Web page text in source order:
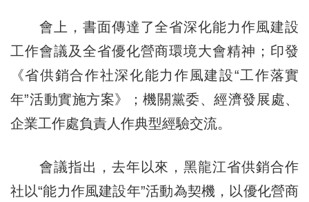
會上，書面傳達了全省深化能力作風建設
工作會議及全省優化營商環境大會精神；印發
《省供銷合作社深化能力作風建設“工作落實
年”活動實施方案》；機關黨委、經濟發展處、
企業工作處負責人作典型經驗交流。
會議指出，去年以來，黑龍江省供銷合作
社以“能力作風建設年”活動為契機，以優化營商